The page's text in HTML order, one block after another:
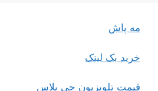
مه پاش
خرید بک لینک
قیمت تلویزیون جی پلاس